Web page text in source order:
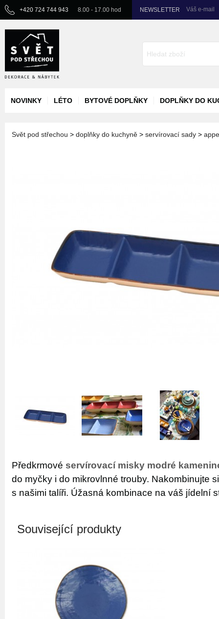
+420 724 744 943 8.00 - 17.00 hod NEWSLETTER Váš e-mail
NOVINKY LÉTO BYTOVÉ DOPLŇKY DOPLŇKY DO
Svět pod střechou > doplňky do kuchyně > servírovací sady >
Předkrmové servírovací misky modré
do myčky i do mikrovlnné trouby. Nakombinujte
s našimi talíři. Úžasná kombinace na váš jídelní
Související produkty